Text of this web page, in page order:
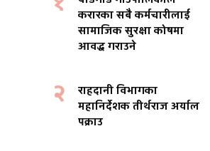
करारका सबै कर्मचारीलाई
सामाजिक सुरक्षा कोषमा
आवद्ध गराउने
२
राहदानी विभागका
महानिर्देशक तीर्थराज अर्याल
पक्राउ